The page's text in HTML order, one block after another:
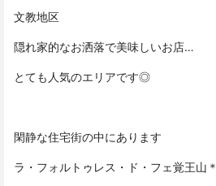
文教地区
隠れ家的なお洒落で美味しいお店…
とても人気のエリアです◎
閑静な住宅街の中にあります
ラ・フォルトゥレス・ド・フェ覚王山＊